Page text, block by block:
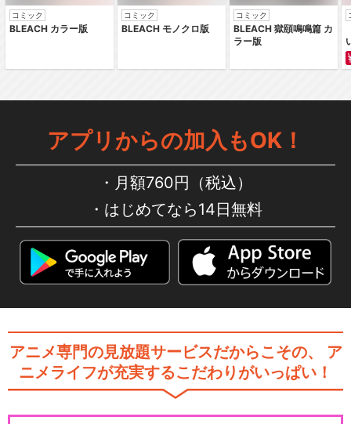
劇場版Fate/stay night UNL
劇場版「Fate/stay night [H
e…
劇場版「Fate/stay night [H
e…
e…
Fate/Grand Order -First…
コミック
BLEACH カラー版
コミック
BLEACH モノクロ版
コミック
BLEACH 獄頤鳴鳴篇 カ
ラー版
アプリからの加入もOK！
月額760円（税込）
はじめてなら14日無料
アニメ専門の見放題サービスだからこその、
ア
ニメライフが充実するこだわりがいっぱい！